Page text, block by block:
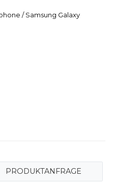
/ Samsung Galaxy
PRODUKTANFRAGE